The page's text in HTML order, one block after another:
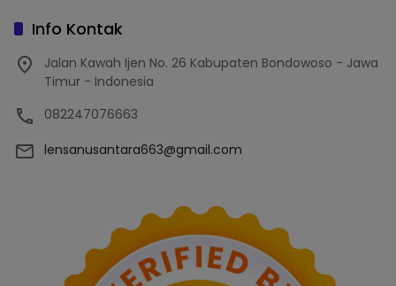
Info Kontak
Jalan Kawah Ijen No. 26 Kabupaten Bondowoso - Jawa
Timur - Indonesia
082247076663
lensanusantara663@gmail.com